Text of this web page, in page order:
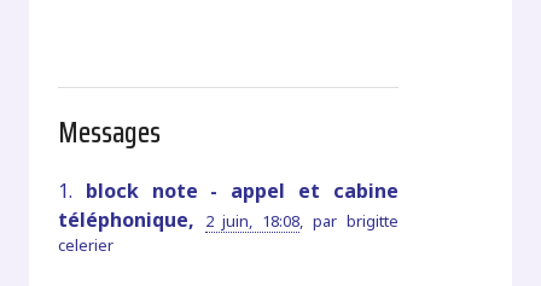
Messages
1. block note - appel et cabine
téléphonique,
2 juin, 18:08, par brigitte
celerier